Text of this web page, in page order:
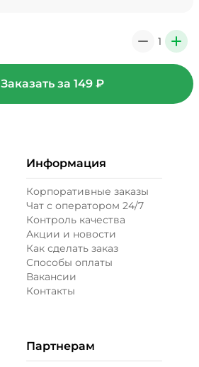
1 +
Заказать за 149₽
Информация
Корпоративные заказы
Чат с оператором 24/7
Контроль качества
Акции и новости
Как сделать заказ
Способы оплаты
Вакансии
Контакты
Партнерам